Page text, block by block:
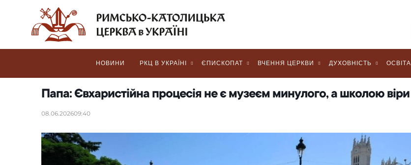
НОВИНИ РКЦ В УКРАЇНІ ЄПИСКОПАТ ВЧЕННЯ ЦЕРКВИ ДУХОВНІСТЬ ОСВІТА
Папа: Євхаристійна процесія не є музеєм минулого, а школою віри
08.06.202609:40